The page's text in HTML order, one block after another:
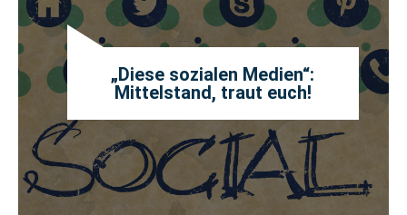
„Diese sozialen Medien“:
Mittelstand, traut euch!